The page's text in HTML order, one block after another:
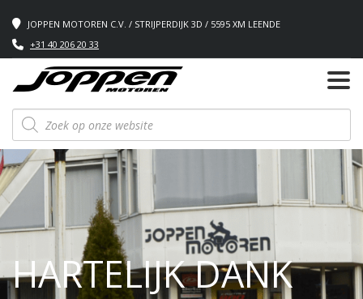
JOPPEN MOTOREN C.V. / STRIJPERDIJK 3D / 5595 XM LEENDE
+31 40 206 20 33
Producten
zoeken
HARTELIJK DANK